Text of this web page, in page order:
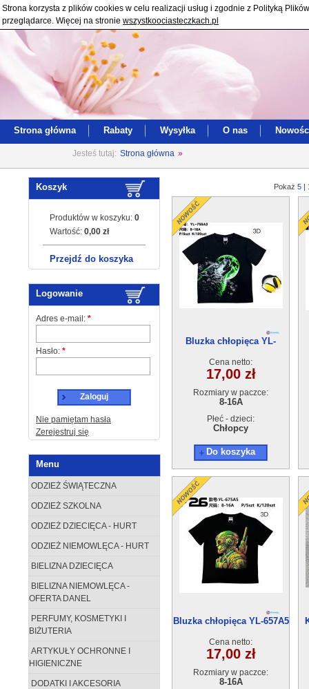
Strona korzysta z plików cookies w celu realizacji usług i zgodnie z Polityką
przeglądarce. Więcej na stronie wszystkoociasteczkach.pl
Strona główna Rabaty Wysyłka O nas
Jesteś tutaj: Strona główna »
Koszyk
Produktów w koszyku: 0
Wartość: 0,00 zł
Przejdź do koszyka
Logowanie
Adres e-mail: *
Hasło: *
Zaloguj
Nie pamiętam hasła
Zerejestruj się
Menu
ODZIEŻ ŚWIĄTECZNA
ODZIEŻ SZKOLNA
ODZIEŻ DZIECIĘCA - HURT
ODZIEŻ NIEMOWLĘCA - HURT
BIELIZNA DZIECIĘCA
BIELIZNA NIEMOWLĘCA -
OFERTA DANEL
PERFUMY, KOSMETYKI I
BIŻUTERIA
ARTYKUŁY OCHRONNE I
HIGIENICZNE
DODATKI I AKCESORIA
Pokaż 5 |
Bluzka chłopięca YL-
Cena netto:
17,00 zł
Rozmiary w paczce:
8-16A
Płeć - dzieci:
Chłopcy
Do koszyka
Bluzka chłopięca YL-657A5
Cena netto:
17,00 zł
Rozmiary w paczce:
8-16A